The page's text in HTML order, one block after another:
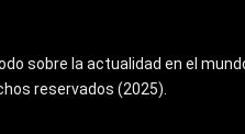
sobre la actualidad en el
reservados (2025).